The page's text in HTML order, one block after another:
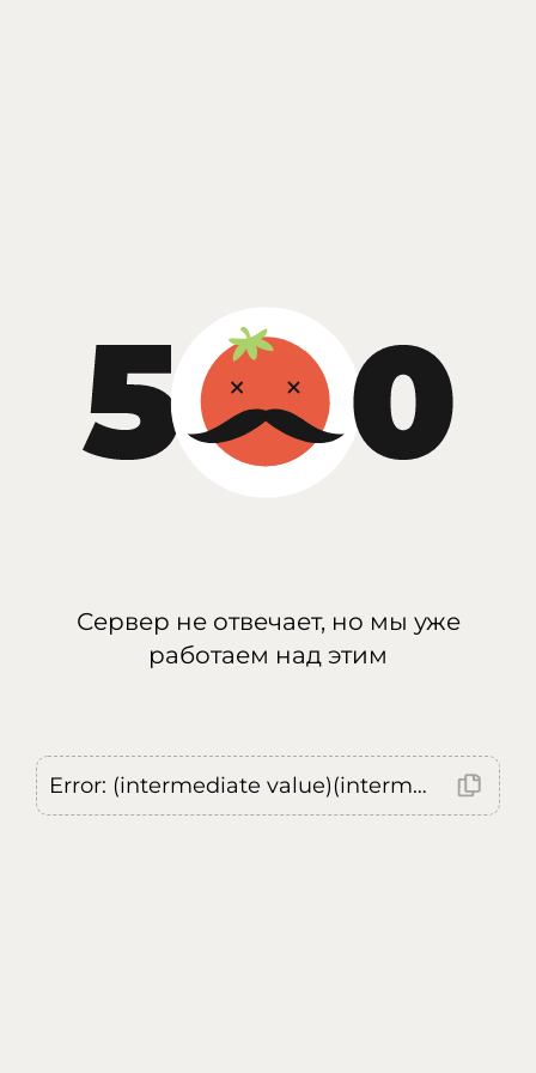
Сервер не отвечает, но мы уже
работаем над этим
Error: (intermediate value)(intermediate value)(intermediate value).replaceAll is not a function